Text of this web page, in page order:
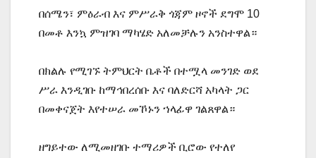
በሰሜን፣ ምዕራብ እና ምሥራቅ ጎጃም ዞኖች ደግሞ 10
በመቶ እንኳ ምዝገባ ማካሄድ አለመቻሉን አንስተዋል።
በክልሉ የሚገኙ ትምህርት ቤቶች በተሟላ መንገድ ወደ
ሥራ እንዲገቡ ከማኅበረሰቡ እና ባለድርሻ አካላት ጋር
በመቀናጀት እየተሠራ መኾኑን ኀላፊዋ ገልጸዋል።
ዘግይተው ለሚመዘገቡ ተማሪዎች ቢሮው የተለየ